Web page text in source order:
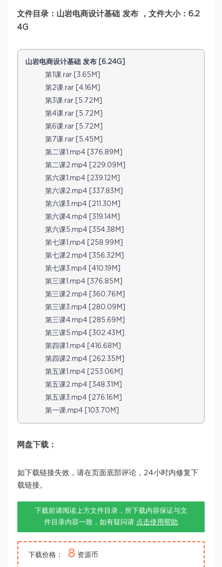
文件目录：山岩电商设计基础 发布 ，文件大小：6.2
4G
山岩电商设计基础 发布 [6.24G]
第1课.rar [3.65M]
第2课.rar [4.16M]
第3课.rar [5.72M]
第4课.rar [5.72M]
第6课.rar [5.72M]
第7课.rar [5.45M]
第二课1.mp4 [376.89M]
第二课2.mp4 [229.09M]
第六课1.mp4 [239.12M]
第六课2.mp4 [337.83M]
第六课3.mp4 [211.30M]
第六课4.mp4 [319.14M]
第六课5.mp4 [354.38M]
第七课1.mp4 [258.99M]
第七课2.mp4 [356.32M]
第七课3.mp4 [410.19M]
第三课1.mp4 [376.85M]
第三课2.mp4 [360.76M]
第三课3.mp4 [280.09M]
第三课4.mp4 [285.69M]
第三课5.mp4 [302.43M]
第四课1.mp4 [416.68M]
第四课2.mp4 [262.35M]
第五课1.mp4 [253.06M]
第五课2.mp4 [348.31M]
第五课3.mp4 [276.16M]
第一课.mp4 [103.70M]
网盘下载：
如下载链接失效，请在页面底部评论，24小时内修复下
载链接。
下载前请阅读上方文件目录，所下载内容保证与文
件目录内容一致，如有疑问请 点击使用帮助
下载价格： 8 资源币